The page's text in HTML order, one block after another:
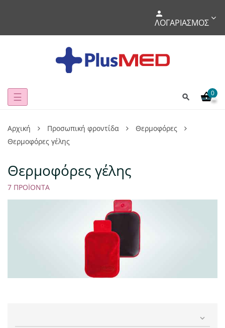
ΛΟΓΑΡΙΑΣΜΌΣ
Toggle
☰ 0
Αρχική Προσωπική φροντίδα
Θερμοφόρες
Θερμοφόρες γέλης
Θερμοφόρες γέλης
7 ΠΡΟΪΌΝΤΑ
